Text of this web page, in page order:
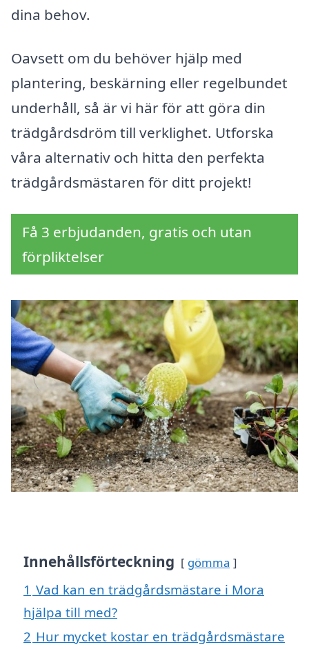
dina behov.
Oavsett om du behöver hjälp med
plantering, beskärning eller regelbundet
underhåll, så är vi här för att göra din
trädgårdsdröm till verklighet. Utforska
våra alternativ och hitta den perfekta
trädgårdsmästaren för ditt projekt!
Få 3 erbjudanden, gratis och utan
förpliktelser
Innehållsförteckning gömma
1 Vad kan en trädgårdsmästare i Mora
hjälpa till med?
2 Hur mycket kostar en trädgårdsmästare